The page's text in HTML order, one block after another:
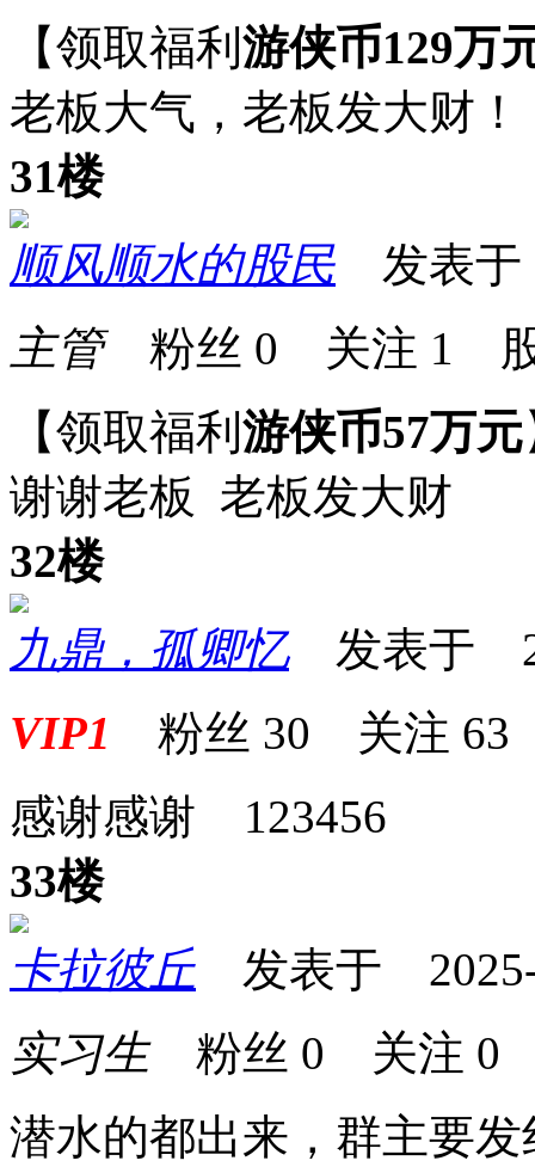
【领取福利 游侠币129万
老板大气，老板发大财！
31楼
顺风顺水的股民 发表于
主管粉丝 0 关注 1
【领取福利 游侠币57万元
谢谢老板 老板发大财
32楼
九鼎，孤卿忆发表于
VIP1 粉丝 30 关注 63
感谢感谢 123456
33楼
卡拉彼丘 发表于 2025-
实习生粉丝 0 关注 0
潜水的都出来，群主要发